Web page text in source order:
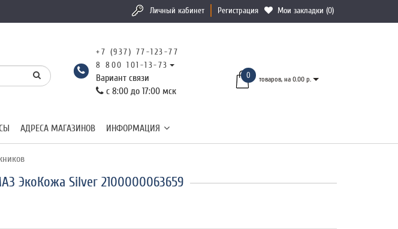
Личный кабинет Регистрация Мои закладки (0)
+7 (937) 77-123-77
8 800 101-13-73
Вариант связи
с 8:00 до 17:00 мск
0 товаров, на 0.00 р.
АДРЕСА МАГАЗИНОВ ИНФОРМАЦИЯ
ЭкоКожа Silver 2100000063659